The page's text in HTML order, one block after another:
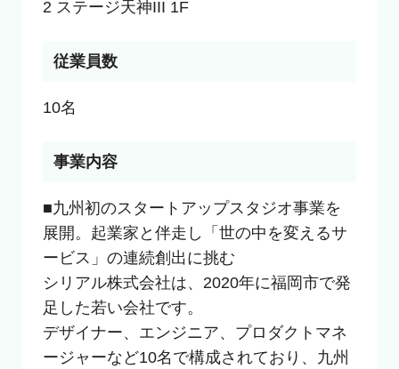
2 ステージ天神III 1F
従業員数
10名
事業内容
■九州初のスタートアップスタジオ事業を
展開。起業家と伴走し「世の中を変えるサ
ービス」の連続創出に挑む
シリアル株式会社は、2020年に福岡市で発
足した若い会社です。
デザイナー、エンジニア、プロダクトマネ
ージャーなど10名で構成されており、九州